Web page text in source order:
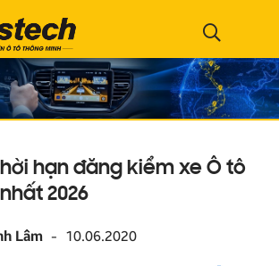
hạn đăng kiểm xe Ô tô
2026
Lâm - 10.06.2020